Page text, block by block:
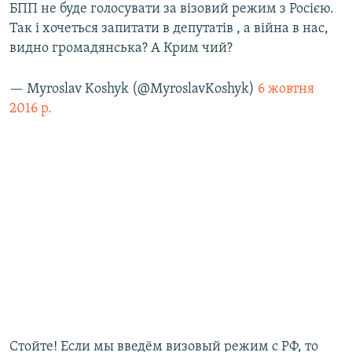
БПП не буде голосувати за візовий режим з Росією.
Так і хочеться запитати в депутатів , а війна в нас,
видно громадянська? А Крим чий?
— Myroslav Koshyk (@MyroslavKoshyk) 6 жовтня
2016 р.
Стойте! Если мы введём визовый режим с РФ, то